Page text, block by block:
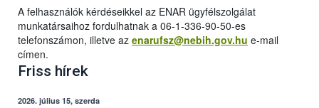
A felhasználók kérdéseikkel az ENAR ügyfélszolgálat
munkatársaihoz fordulhatnak a 06-1-336-90-50-es
telefonszámon, illetve az enarufsz@nebih.gov.hu e-mail
címen.
Friss hírek
2026. július 15, szerda